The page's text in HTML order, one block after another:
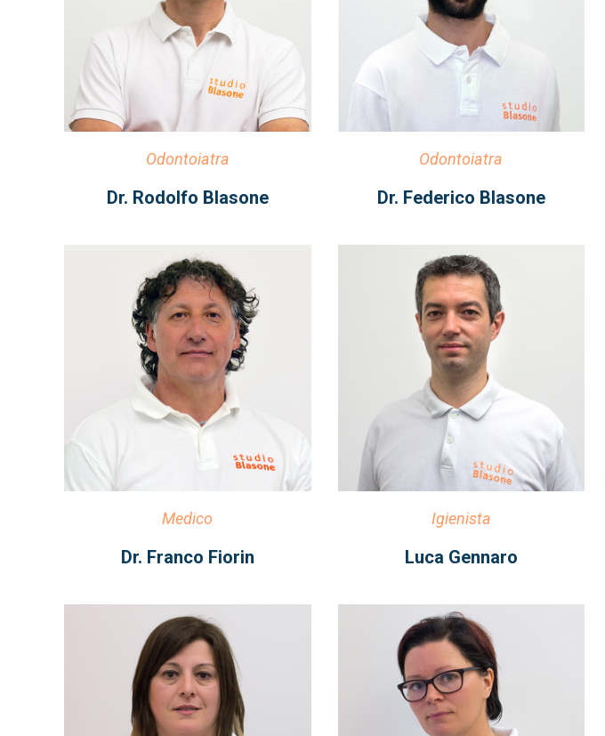
Odontoiatra
Dr. Rodolfo Blasone
Odontoiatra
Dr. Federico Blasone
Medico
Dr. Franco Fiorin
Igienista
Luca Gennaro